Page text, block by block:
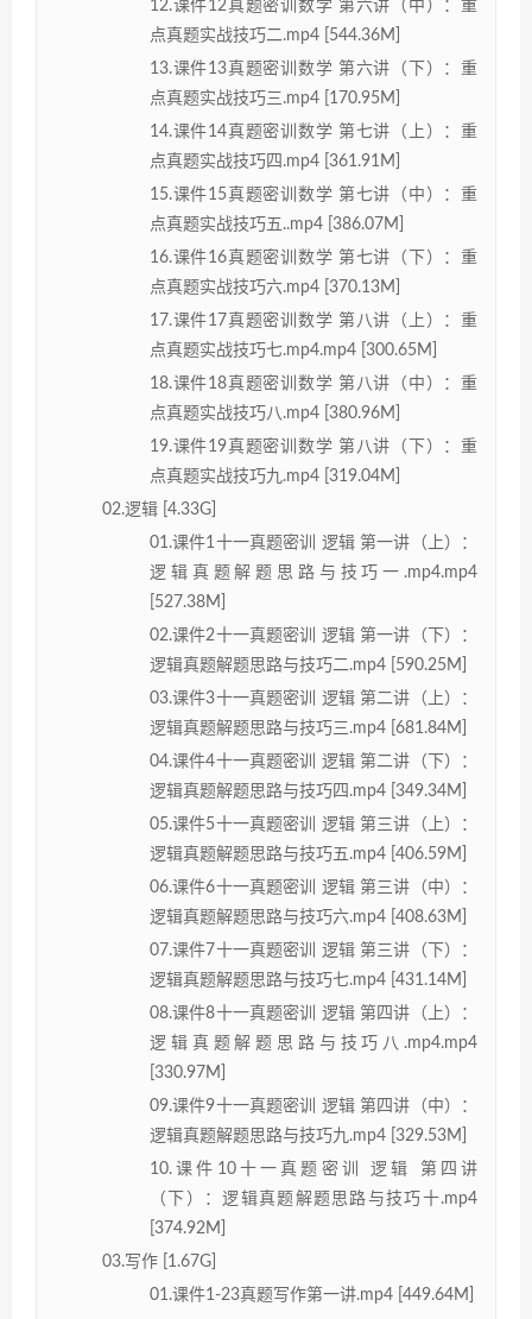
12.课件12真题密训数学 第六讲（中）：重
点真题实战技巧二.mp4 [544.36M]
13.课件13真题密训数学 第六讲（下）：重
点真题实战技巧三.mp4 [170.95M]
14.课件14真题密训数学 第七讲（上）：重
点真题实战技巧四.mp4 [361.91M]
15.课件15真题密训数学 第七讲（中）：重
点真题实战技巧五..mp4 [386.07M]
16.课件16真题密训数学 第七讲（下）：重
点真题实战技巧六.mp4 [370.13M]
17.课件17真题密训数学 第八讲（上）：重
点真题实战技巧七.mp4.mp4 [300.65M]
18.课件18真题密训数学 第八讲（中）：重
点真题实战技巧八.mp4 [380.96M]
19.课件19真题密训数学 第八讲（下）：重
点真题实战技巧九.mp4 [319.04M]
02.逻辑 [4.33G]
01.课件1十一真题密训 逻辑 第一讲（上）：
逻辑真题解题思路与技巧一.mp4.mp4
[527.38M]
02.课件2十一真题密训 逻辑 第一讲（下）：
逻辑真题解题思路与技巧二.mp4 [590.25M]
03.课件3十一真题密训 逻辑 第二讲（上）：
逻辑真题解题思路与技巧三.mp4 [681.84M]
04.课件4十一真题密训 逻辑 第二讲（下）：
逻辑真题解题思路与技巧四.mp4 [349.34M]
05.课件5十一真题密训 逻辑 第三讲（上）：
逻辑真题解题思路与技巧五.mp4 [406.59M]
06.课件6十一真题密训 逻辑 第三讲（中）：
逻辑真题解题思路与技巧六.mp4 [408.63M]
07.课件7十一真题密训 逻辑 第三讲（下）：
逻辑真题解题思路与技巧七.mp4 [431.14M]
08.课件8十一真题密训 逻辑 第四讲（上）：
逻辑真题解题思路与技巧八.mp4.mp4
[330.97M]
09.课件9十一真题密训 逻辑 第四讲（中）：
逻辑真题解题思路与技巧九.mp4 [329.53M]
10.课件10十一真题密训 逻辑 第四讲
（下）：逻辑真题解题思路与技巧十.mp4
[374.92M]
03.写作 [1.67G]
01.课件1-23真题写作第一讲.mp4 [449.64M]